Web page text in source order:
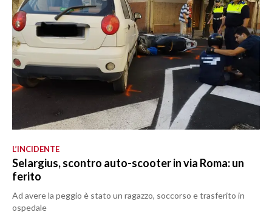
L’INCIDENTE
Selargius, scontro auto-scooter in via Roma: un
ferito
Ad avere la peggio è stato un ragazzo, soccorso e trasferito in
ospedale